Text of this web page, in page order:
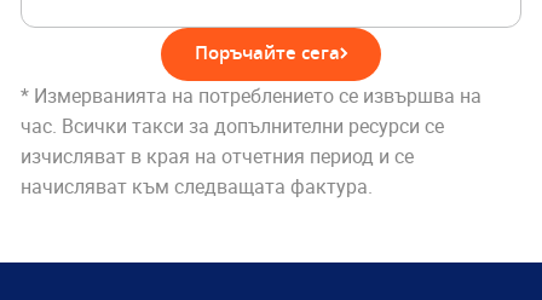
Поръчайте сега
* Измерванията на потреблението се извършва на
час. Всички такси за допълнителни ресурси се
изчисляват в края на отчетния период и се
начисляват към следващата фактура.